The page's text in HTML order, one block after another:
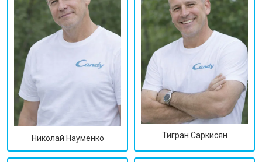
Николай Науменко Тигран Саркисян